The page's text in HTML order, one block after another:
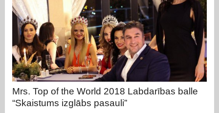
Mrs. Top of the World 2018 Labdarības balle
“Skaistums izglābs pasauli”